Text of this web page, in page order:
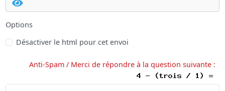
Options
Désactiver le html pour cet envoi
Anti-Spam / Merci de répondre à la question suivante :